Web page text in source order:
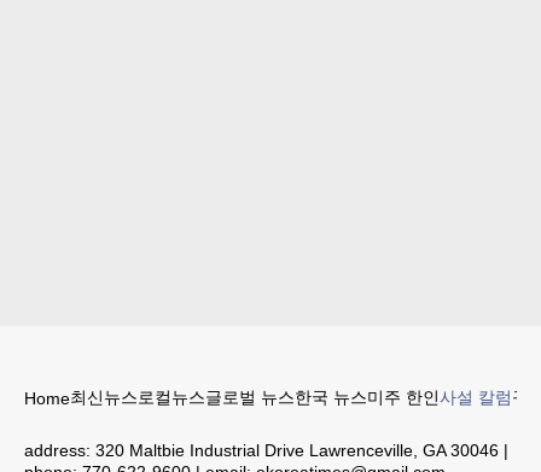
Home최신뉴스로컬뉴스글로벌 뉴스한국 뉴스미주 한인사설 칼럼구
address: 320 Maltbie Industrial Drive Lawrenceville, GA 30046 |